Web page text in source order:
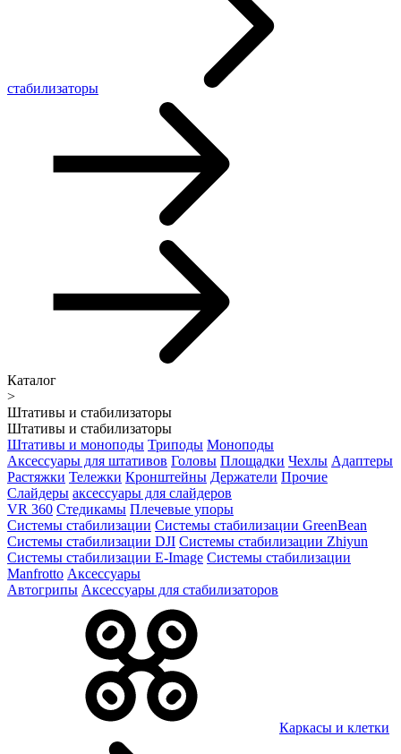
стабилизаторы
Каталог
>
Штативы и стабилизаторы
Штативы и стабилизаторы
Штативы и моноподы Триподы Моноподы
Аксессуары для штативов Головы Площадки Чехлы Адаптеры
Растяжки Тележки Кронштейны Держатели Прочие
Слайдеры аксессуары для слайдеров
VR 360 Стедикамы Плечевые упоры
Системы стабилизации Системы стабилизации GreenBean
Системы стабилизации DJI Системы стабилизации Zhiyun
Системы стабилизации E-Image Системы стабилизации
Manfrotto Аксессуары
Автогрипы Аксессуары для стабилизаторов
Каркасы и клетки